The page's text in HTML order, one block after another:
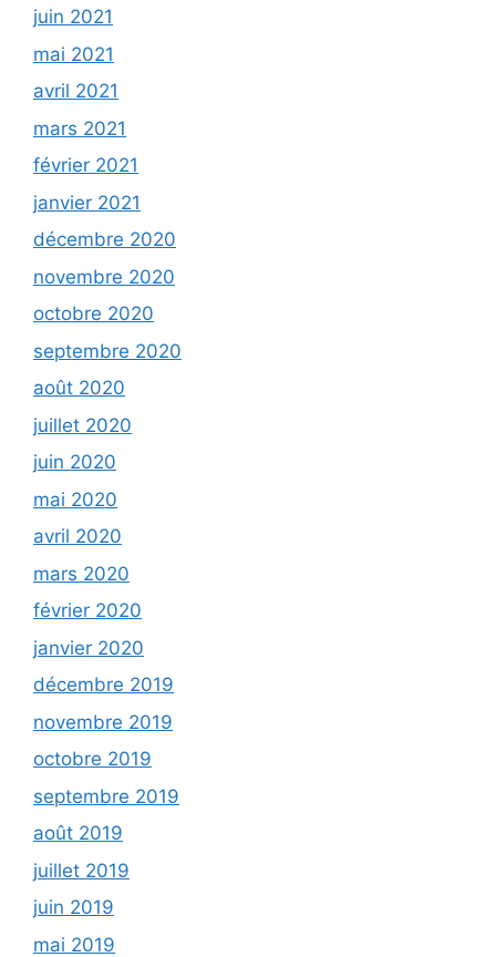
juin 2021
mai 2021
avril 2021
mars 2021
février 2021
janvier 2021
décembre 2020
novembre 2020
octobre 2020
septembre 2020
août 2020
juillet 2020
juin 2020
mai 2020
avril 2020
mars 2020
février 2020
janvier 2020
décembre 2019
novembre 2019
octobre 2019
septembre 2019
août 2019
juillet 2019
juin 2019
mai 2019